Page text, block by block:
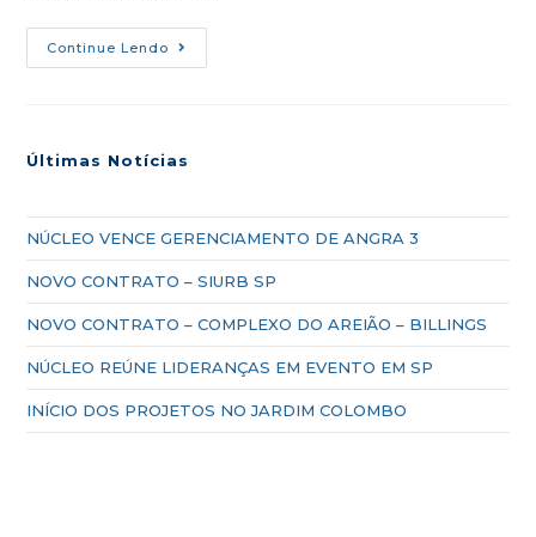
Continue Lendo
Últimas Notícias
NÚCLEO VENCE GERENCIAMENTO DE ANGRA 3
NOVO CONTRATO – SIURB SP
NOVO CONTRATO – COMPLEXO DO AREIÃO – BILLINGS
NÚCLEO REÚNE LIDERANÇAS EM EVENTO EM SP
INÍCIO DOS PROJETOS NO JARDIM COLOMBO